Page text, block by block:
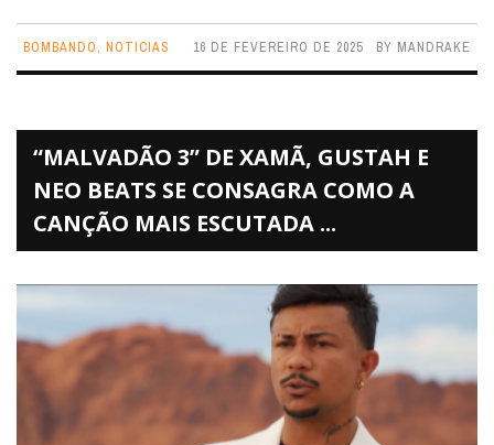
BOMBANDO, NOTICIAS 16 DE FEVEREIRO DE 2025 BY MANDRAKE
“MALVADÃO 3” DE XAMÃ, GUSTAH E
NEO BEATS SE CONSAGRA COMO A
CANÇÃO MAIS ESCUTADA ...